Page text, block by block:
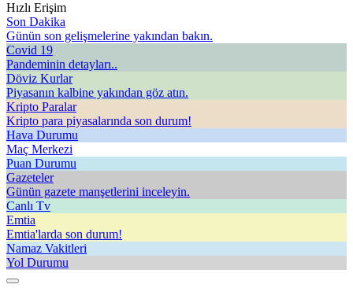
Hızlı Erişim
Son Dakika
Günün son gelişmelerine yakından bakın.
Covid 19
Pandeminin detayları..
Döviz Kurlar
Piyasanın kalbine yakından göz atın.
Kripto Paralar
Kripto para piyasalarında son durum!
Hava Durumu
Maç Merkezi
Puan Durumu
Gazeteler
Günün gazete manşetlerini inceleyin.
Canlı Tv
Emtia
Emtia'larda son durum!
Namaz Vakitleri
Yol Durumu